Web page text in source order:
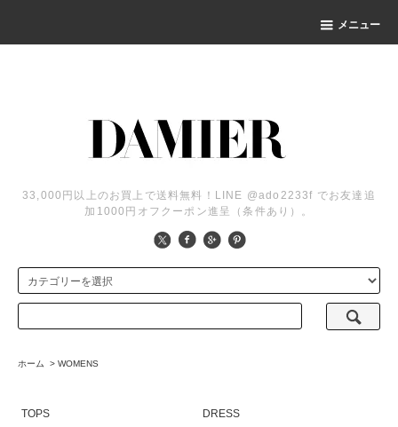
メニュー
33,000円以上のお買上で送料無料！LINE @ado2233f でお友達追
加1000円オフクーポン進呈（条件あり）。
ホーム > WOMENS
TOPS
DRESS